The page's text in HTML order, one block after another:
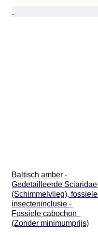
Baltisch amber -
Gedetailleerde Sciaridae
(Schimmelvlieg), fossiele
insecteninclusie -
Fossiele cabochon
(Zonder minimumprijs)